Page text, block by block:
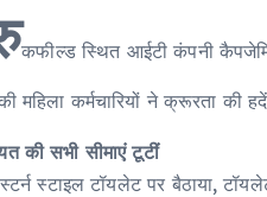
कफील्ड स्थित आईटी कंपनी
महिला कर्मचारियों ने क्रूरता की
की सभी सीमाएं टूटीं
स्टाइल टॉयलेट पर बैठाया,